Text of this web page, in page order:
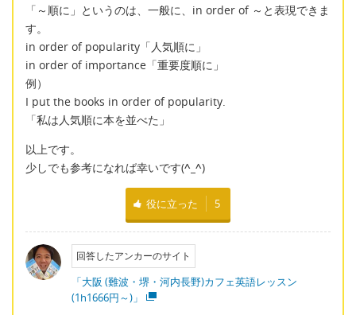
「～順に」というのは、一般に、in order of ～と表現できま
す。
in order of popularity「人気順に」
in order of importance「重要度順に」
例）
I put the books in order of popularity.
「私は人気順に本を並べた」
以上です。
少しでも参考になれば幸いです(^_^)
役に立った 5
回答したアンカーのサイト
「大阪 (難波・堺・河内長野)カフェ英語レッスン
(1h1666円～)」